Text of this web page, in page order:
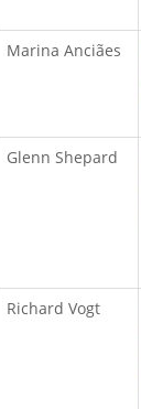
Marina Anciães
Glenn Shepard
Richard Vogt